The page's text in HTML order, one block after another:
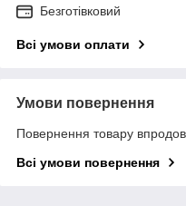
Безготівковий
Всі умови оплати
Умови повернення
Повернення товару
Всі умови повернення